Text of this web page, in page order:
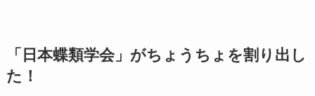
「日本蝶類学会」がちょうちょを割り出し
た！